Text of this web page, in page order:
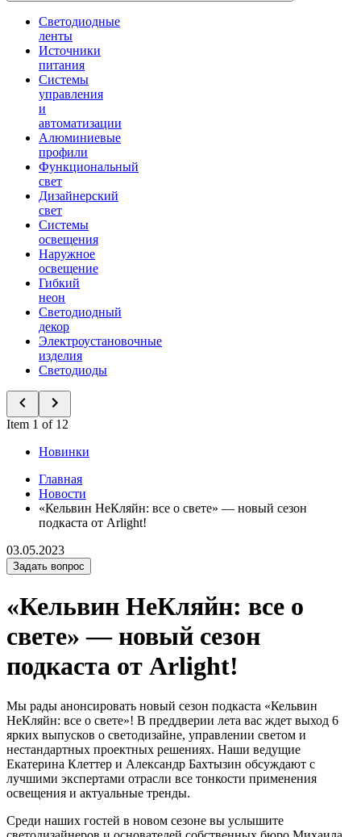
Светодиодные
ленты
Источники
питания
Системы
управления
и
автоматизации
Алюминиевые
профили
Функциональный
свет
Дизайнерский
свет
Системы
освещения
Наружное
освещение
Гибкий
неон
Светодиодный
декор
Электроустановочные
изделия
Светодиоды
Item 1 of 12
Новинки
Главная
Новости
«Кельвин НеКляйн: все о свете» — новый сезон
подкаста от Arlight!
03.05.2023
Задать вопрос
«Кельвин НеКляйн: все о
свете» — новый сезон
подкаста от Arlight!
Мы рады анонсировать новый сезон подкаста «Кельвин
НеКляйн: все о свете»! В преддверии лета вас ждет выход 6
ярких выпусков о светодизайне, управлении светом и
нестандартных проектных решениях. Наши ведущие
Екатерина Клеттер и Александр Бахтызин обсуждают с
лучшими экспертами отрасли все тонкости применения
освещения и актуальные тренды.
Среди наших гостей в новом сезоне вы услышите